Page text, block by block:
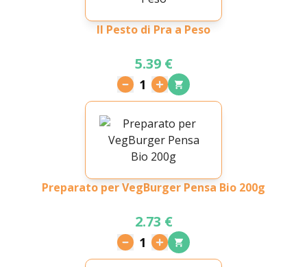
Il Pesto di Pra a Peso
5.39 €
1
Preparato per VegBurger Pensa Bio 200g
2.73 €
1